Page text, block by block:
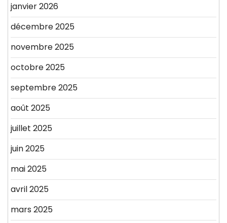
janvier 2026
décembre 2025
novembre 2025
octobre 2025
septembre 2025
août 2025
juillet 2025
juin 2025
mai 2025
avril 2025
mars 2025